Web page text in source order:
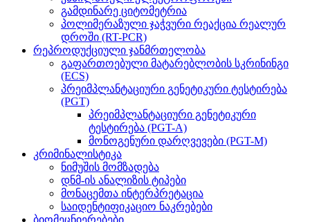
გამდინარე ციტომეტრია
პოლიმერაზული ჯაჭვური რეაქცია რეალურ
დროში (RT-PCR)
რეპროდუქციული ჯანმრთელობა
გაფართოებული მატარებლობის სკრინინგი
(ECS)
პრეიმპლანტაციური გენეტიკური ტესტირება
(PGT)
პრეიმპლანტაციური გენეტიკური
ტესტირება (PGT-A)
მონოგენური დარღვევები (PGT-M)
კრიმინალისტიკა
ნიმუშის მომზადება
დნმ-ის ანალიზის ტიპები
მონაცემთა ინტერპრეტაცია
საიდენტიფიკაციო ნაკრებები
ბიომეცნიერებები